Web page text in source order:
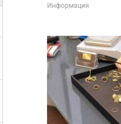
Информация